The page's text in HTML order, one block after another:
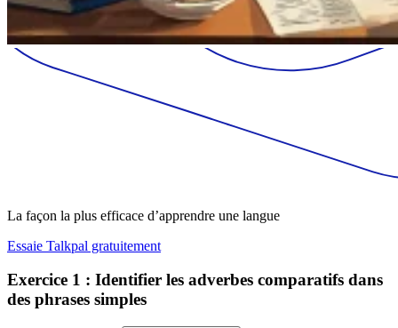
La façon la plus efficace d’apprendre une langue
Essaie Talkpal gratuitement
Exercice 1 : Identifier les adverbes comparatifs dans
des phrases simples